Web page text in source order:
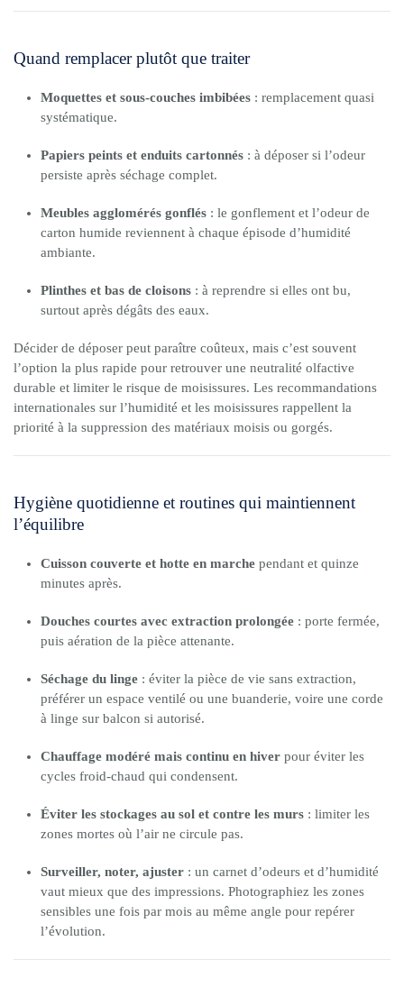
Quand remplacer plutôt que traiter
Moquettes et sous-couches imbibées : remplacement quasi
systématique.
Papiers peints et enduits cartonnés : à déposer si l’odeur
persiste après séchage complet.
Meubles agglomérés gonflés : le gonflement et l’odeur de
carton humide reviennent à chaque épisode d’humidité
ambiante.
Plinthes et bas de cloisons : à reprendre si elles ont bu,
surtout après dégâts des eaux.
Décider de déposer peut paraître coûteux, mais c’est souvent
l’option la plus rapide pour retrouver une neutralité olfactive
durable et limiter le risque de moisissures. Les recommandations
internationales sur l’humidité et les moisissures rappellent la
priorité à la suppression des matériaux moisis ou gorgés.
Hygiène quotidienne et routines qui maintiennent
l’équilibre
Cuisson couverte et hotte en marche pendant et quinze
minutes après.
Douches courtes avec extraction prolongée : porte fermée,
puis aération de la pièce attenante.
Séchage du linge : éviter la pièce de vie sans extraction,
préférer un espace ventilé ou une buanderie, voire une corde
à linge sur balcon si autorisé.
Chauffage modéré mais continu en hiver pour éviter les
cycles froid-chaud qui condensent.
Éviter les stockages au sol et contre les murs : limiter les
zones mortes où l’air ne circule pas.
Surveiller, noter, ajuster : un carnet d’odeurs et d’humidité
vaut mieux que des impressions. Photographiez les zones
sensibles une fois par mois au même angle pour repérer
l’évolution.